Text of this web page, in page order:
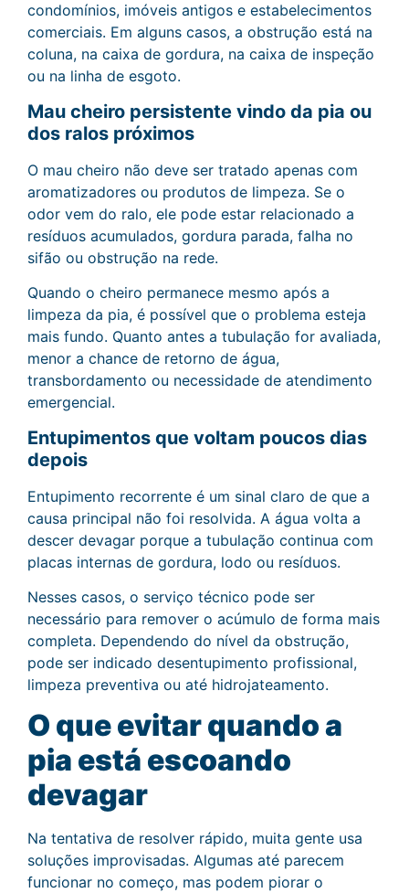
condomínios, imóveis antigos e estabelecimentos
comerciais. Em alguns casos, a obstrução está na
coluna, na caixa de gordura, na caixa de inspeção
ou na linha de esgoto.
Mau cheiro persistente vindo da pia ou
dos ralos próximos
O mau cheiro não deve ser tratado apenas com
aromatizadores ou produtos de limpeza. Se o
odor vem do ralo, ele pode estar relacionado a
resíduos acumulados, gordura parada, falha no
sifão ou obstrução na rede.
Quando o cheiro permanece mesmo após a
limpeza da pia, é possível que o problema esteja
mais fundo. Quanto antes a tubulação for avaliada,
menor a chance de retorno de água,
transbordamento ou necessidade de atendimento
emergencial.
Entupimentos que voltam poucos dias
depois
Entupimento recorrente é um sinal claro de que a
causa principal não foi resolvida. A água volta a
descer devagar porque a tubulação continua com
placas internas de gordura, lodo ou resíduos.
Nesses casos, o serviço técnico pode ser
necessário para remover o acúmulo de forma mais
completa. Dependendo do nível da obstrução,
pode ser indicado desentupimento profissional,
limpeza preventiva ou até hidrojateamento.
O que evitar quando a
pia está escoando
devagar
Na tentativa de resolver rápido, muita gente usa
soluções improvisadas. Algumas até parecem
funcionar no começo, mas podem piorar o